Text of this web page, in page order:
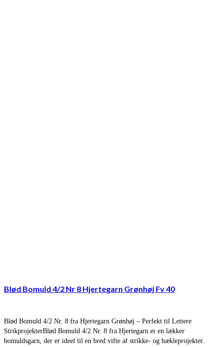
Blød Bomuld 4/2 Nr 8 Hjertegarn Grønhøj Fv 40
Blød Bomuld 4/2 Nr. 8 fra Hjertegarn Grønhøj – Perfekt til Lettere
StrikprojekterBlød Bomuld 4/2 Nr. 8 fra Hjertegarn er en lækker
bomuldsgarn, der er ideel til en bred vifte af strikke- og hækleprojekter.